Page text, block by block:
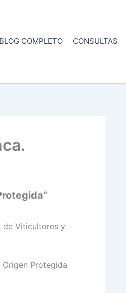
BLOG COMPLETO CONSULTAS
de Viticultores y
Protegida